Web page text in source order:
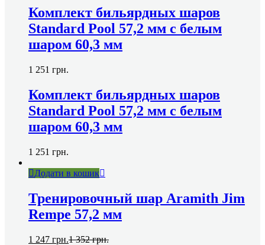
Комплект бильярдных шаров
Standard Pool 57,2 мм c белым
шаром 60,3 мм
1 251 грн.
Комплект бильярдных шаров
Standard Pool 57,2 мм c белым
шаром 60,3 мм
1 251 грн.
Додати в кошик
Тренировочный шар Aramith Jim
Rempe 57,2 мм
1 247 грн.1 352грн.